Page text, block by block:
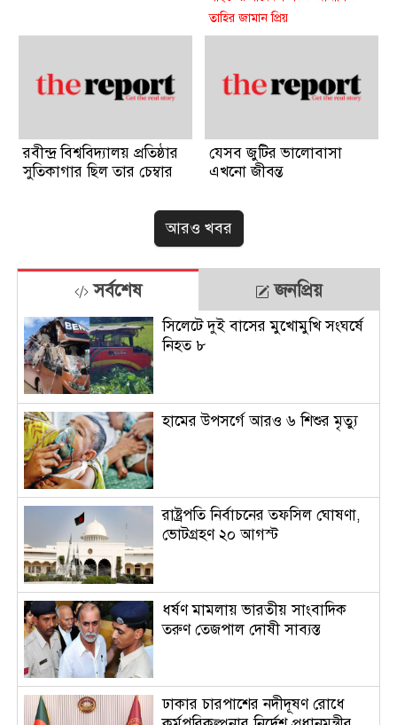
তাহির জামান প্রিয়
তাহির জামান প্রিয়: এক
রবীন্দ্র বিশ্ববিদ্যালয় প্রতিষ্ঠার
সুতিকাগার ছিল তার চেম্বার
যেসব জুটির ভালোবাসা
এখনো জীবন্ত
আরও খবর
সর্বশেষ জনপ্রিয়
সিলেটে দুই বাসের মুখোমুখি সংঘর্ষে
নিহত ৮
হামের উপসর্গে আরও ৬ শিশুর মৃত্যু
রাষ্ট্রপতি নির্বাচনের তফসিল ঘোষণা,
ভোটগ্রহণ ২০ আগস্ট
ধর্ষণ মামলায় ভারতীয় সাংবাদিক
তরুণ তেজপাল দোষী সাব্যস্ত
ঢাকার চারপাশের নদীদূষণ রোধে